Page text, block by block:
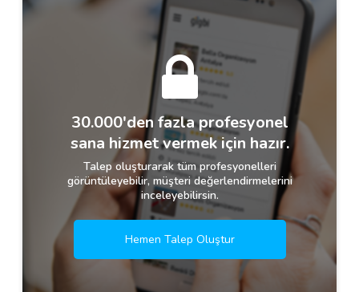
30.000'den fazla profesyonel
sana hizmet vermek için hazır.
Talep oluşturarak tüm profesyonelleri
görüntüleyebilir, müşteri değerlendirmelerini
inceleyebilirsin.
Hemen Talep Oluştur